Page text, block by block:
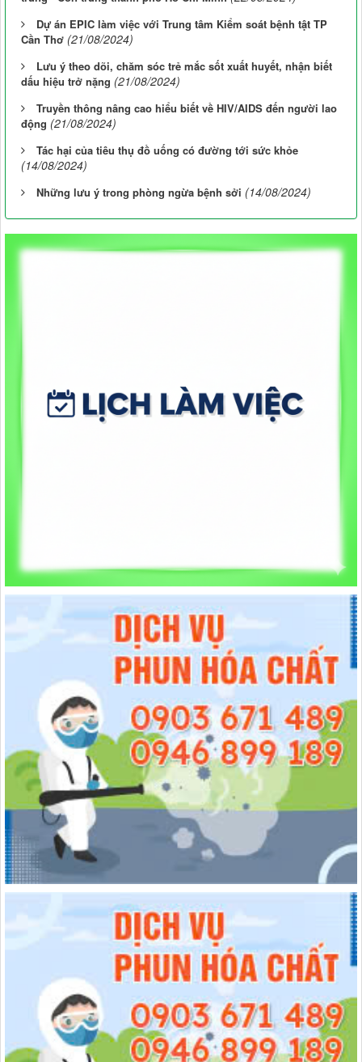
Dự án EPIC làm việc với Trung tâm Kiểm soát bệnh tật TP
Cần Thơ (21/08/2024)
Lưu ý theo dõi, chăm sóc trẻ mắc sốt xuất huyết, nhận biết
dấu hiệu trở nặng (21/08/2024)
Truyền thông nâng cao hiểu biết về HIV/AIDS đến người lao
động (21/08/2024)
Tác hại của tiêu thụ đồ uống có đường tới sức khỏe
(14/08/2024)
Những lưu ý trong phòng ngừa bệnh sởi (14/08/2024)